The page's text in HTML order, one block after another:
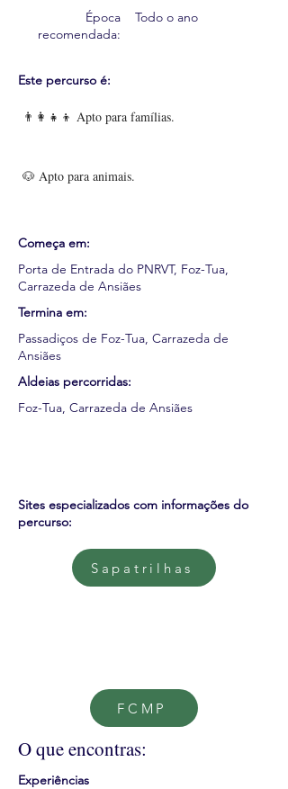
Época
recomendada:
Todo o ano
Este percurso é:
👨‍👩‍👧‍👦 Apto para famílias.
🐶 Apto para animais.
Começa em:
Porta de Entrada do PNRVT, Foz-Tua,
Carrazeda de Ansiães
Termina em:
Passadiços de Foz-Tua, Carrazeda de
Ansiães
Aldeias percorridas:
Foz-Tua, Carrazeda de Ansiães
Sites especializados com informações do
percurso:
Sapatrilhas
FCMP
O que encontras:
Experiências